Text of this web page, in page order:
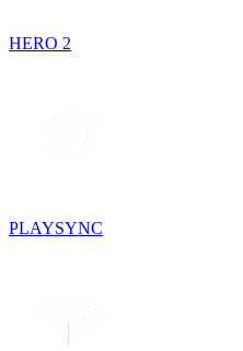
HERO 2
PLAYSYNC